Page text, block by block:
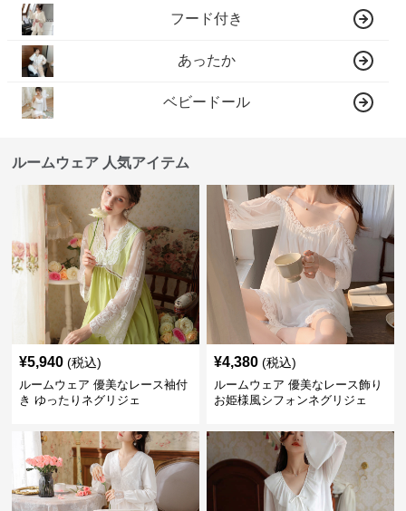
フード付き
あったか
ベビードール
ルームウェア 人気アイテム
¥5,940 (税込)
ルームウェア 優美なレース袖付
き ゆったりネグリジェ
¥4,380 (税込)
ルームウェア 優美なレース飾り
お姫様風シフォンネグリジェ